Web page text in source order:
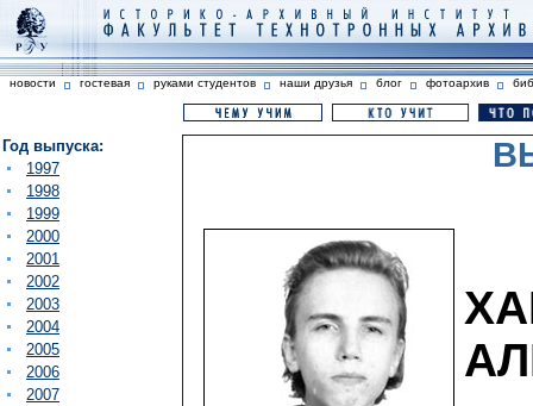
новости гостевая руками студентов наши друзья блог фотоархив
Год выпуска:
1997
1998
1999
2000
2001
2002
2003
2004
2005
2006
2007